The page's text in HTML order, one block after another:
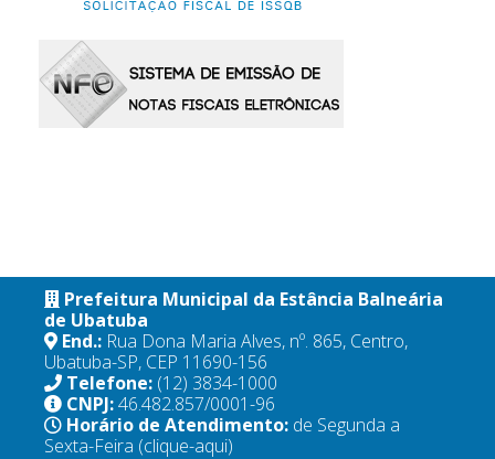
Prefeitura Municipal da Estância Balneária
de Ubatuba
End.: Rua Dona Maria Alves, nº. 865, Centro,
Ubatuba-SP, CEP 11690-156
Telefone: (12) 3834-1000
CNPJ:46.482.857/0001-96
Horário de Atendimento: de Segunda a
Sexta-Feira (clique-aqui)